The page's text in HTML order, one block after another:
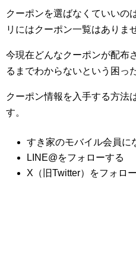
クーポンを選ばなくていいの
リにはクーポン一覧はありま
今現在どんなクーポンが配布
るまでわからないという困っ
クーポン情報を入手する方法
す。
すき家のモバイル会員に
LINE@をフォローする
X（旧Twitter）をフォロ